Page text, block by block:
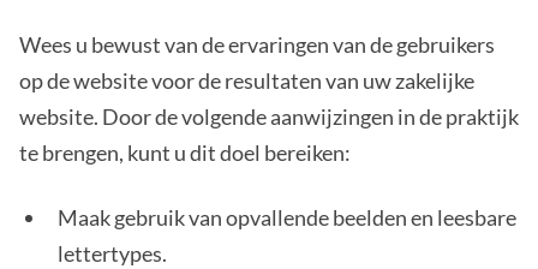
Wees u bewust van de ervaringen van de gebruikers
op de website voor de resultaten van uw zakelijke
website. Door de volgende aanwijzingen in de praktijk
te brengen, kunt u dit doel bereiken:
Maak gebruik van opvallende beelden en leesbare
lettertypes.